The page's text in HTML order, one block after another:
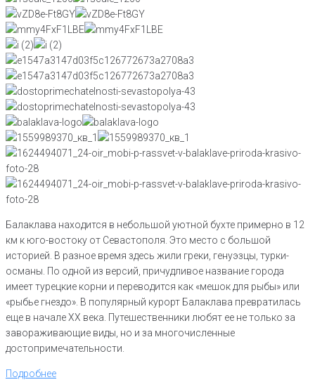
Балаклава находится в небольшой уютной бухте примерно в 12
км к юго-востоку от Севастополя. Это место с большой
историей. В разное время здесь жили греки, генуэзцы, турки-
османы. По одной из версий, причудливое название города
имеет турецкие корни и переводится как «мешок для рыбы» или
«рыбье гнездо». В популярный курорт Балаклава превратилась
еще в начале XX века. Путешественники любят ее не только за
завораживающие виды, но и за многочисленные
достопримечательности.
Подробнее